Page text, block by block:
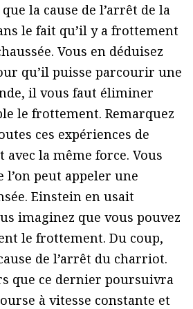
la cause de l’arrêt de la
le fait qu’il y a frottement
Vous en déduisez
qu’il puisse parcourir une
il vous faut éliminer
le frottement. Remarquez
ces expériences de
la même force. Vous
l’on peut appeler une
Einstein en usait
imaginez que vous pouvez
le frottement. Du coup,
de l’arrêt du charriot.
que ce dernier poursuivra
à vitesse constante et